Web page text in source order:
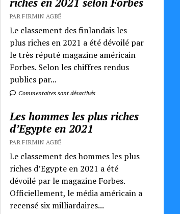
PAR FIRMIN AGBÉ
Le classement des finlandais les
plus riches en 2021 a été dévoilé par
le très réputé magazine américain
Forbes. Selon les chiffres rendus
publics par...
Commentaires sont désactivés
Les hommes les plus riches
d’Egypte en 2021
PAR FIRMIN AGBÉ
Le classement des hommes les plus
riches d’Egypte en 2021 a été
dévoilé par le magazine Forbes.
Officiellement, le média américain a
recensé six milliardaires...